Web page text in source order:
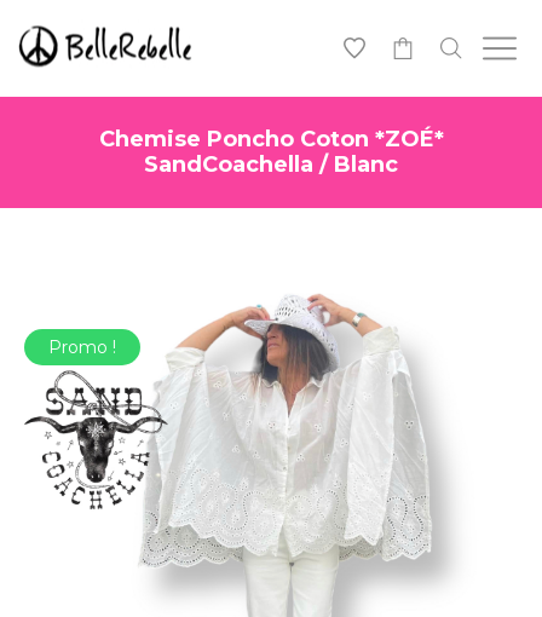
Chemise Poncho Coton *ZOÉ*
SandCoachella / Blanc
Promo !